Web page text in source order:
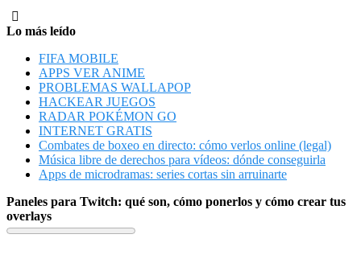
Lo más leído
FIFA MOBILE
APPS VER ANIME
PROBLEMAS WALLAPOP
HACKEAR JUEGOS
RADAR POKÉMON GO
INTERNET GRATIS
Combates de boxeo en directo: cómo verlos online (legal)
Música libre de derechos para vídeos: dónde conseguirla
Apps de microdramas: series cortas sin arruinarte
Paneles para Twitch: qué son, cómo ponerlos y cómo crear tus
overlays